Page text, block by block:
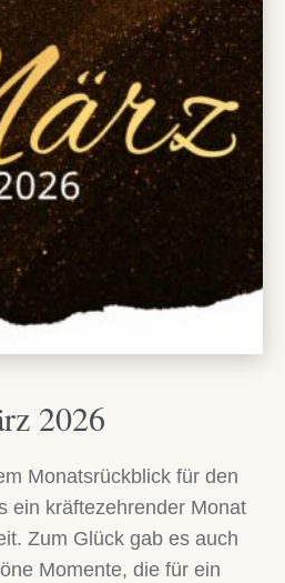
2026
Monatsrückblick für den
ein kräftezehrender Monat
Zum Glück gab es auch
Momente, die für ein